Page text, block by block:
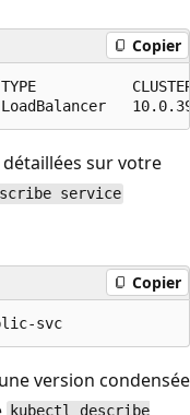
Copier
TYPE
sur votre
service
Copier
version condensée
kubectl describe